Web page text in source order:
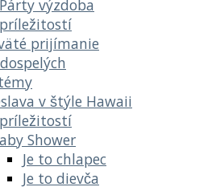
výzdoba
prijímanie
v štýle Hawaii
Shower
Je to chlapec
Je to dievča